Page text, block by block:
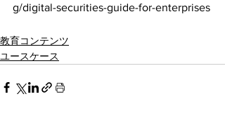
g/digital-securities-guide-for-enterprises
教育コンテンツ
ユースケース